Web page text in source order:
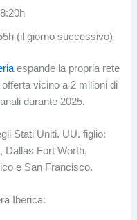
(il giorno successivo)
espande la propria rete
vicino a 2 milioni di
durante 2025.
Stati Uniti. UU. figlio:
Dallas Fort Worth,
e San Francisco.
Iberica: